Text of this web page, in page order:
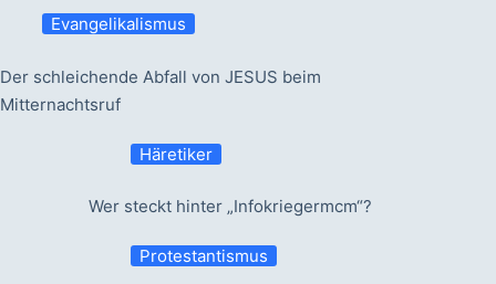
Evangelikalismus
Der schleichende Abfall von JESUS beim
Mitternachtsruf
Häretiker
Wer steckt hinter „Infokriegermcm“?
Protestantismus